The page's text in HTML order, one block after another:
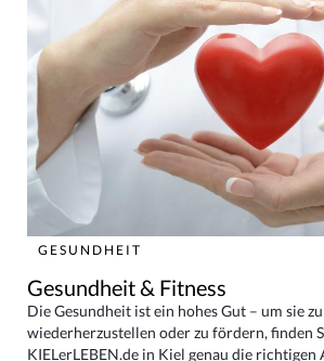
GESUNDHEIT
Gesundheit & Fitness
Die Gesundheit ist ein hohes Gut – um sie
wiederherzustellen oder zu fördern, finden
KIELerLEBEN.de in Kiel genau die richtigen